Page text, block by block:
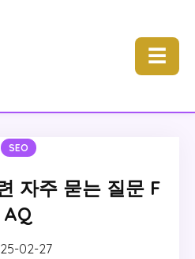
☰
SEO
자주 묻는 질문 F
AQ
02-27